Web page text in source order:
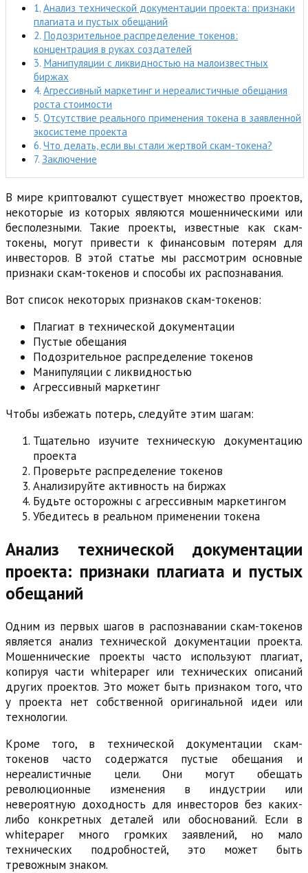
Анализ технической документации проекта: признаки
плагиата и пустых обещаний
Подозрительное распределение токенов:
концентрация в руках создателей
Манипуляции с ликвидностью на малоизвестных
биржах
Агрессивный маркетинг и нереалистичные обещания
роста стоимости
Отсутствие реального применения токена в заявленной
экосистеме проекта
Что делать, если вы стали жертвой скам-токена?
Заключение
В мире криптовалют существует множество проектов,
некоторые из которых являются мошенническими или
бесполезными. Такие проекты, известные как скам-
токены, могут привести к финансовым потерям для
инвесторов. В этой статье мы рассмотрим основные
признаки скам-токенов и способы их распознавания.
Вот список некоторых признаков скам-токенов:
Плагиат в технической документации
Пустые обещания
Подозрительное распределение токенов
Манипуляции с ликвидностью
Агрессивный маркетинг
Чтобы избежать потерь, следуйте этим шагам:
Тщательно изучите техническую документацию
проекта
Проверьте распределение токенов
Анализируйте активность на биржах
Будьте осторожны с агрессивным маркетингом
Убедитесь в реальном применении токена
Анализ технической документации
проекта: признаки плагиата и пустых
обещаний
Одним из первых шагов в распознавании скам-токенов
является анализ технической документации проекта.
Мошеннические проекты часто используют плагиат,
копируя части whitepaper или технических описаний
других проектов. Это может быть признаком того, что
у проекта нет собственной оригинальной идеи или
технологии.
Кроме того, в технической документации скам-
токенов часто содержатся пустые обещания и
нереалистичные цели. Они могут обещать
революционные изменения в индустрии или
невероятную доходность для инвесторов без каких-
либо конкретных деталей или обоснований. Если в
whitepaper много громких заявлений, но мало
технических подробностей, это может быть
тревожным знаком.